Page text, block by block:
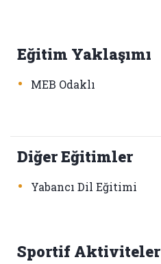
Eğitim Yaklaşımı
• MEB Odaklı
Diğer Eğitimler
• Yabancı Dil Eğitimi
Sportif Aktiviteler